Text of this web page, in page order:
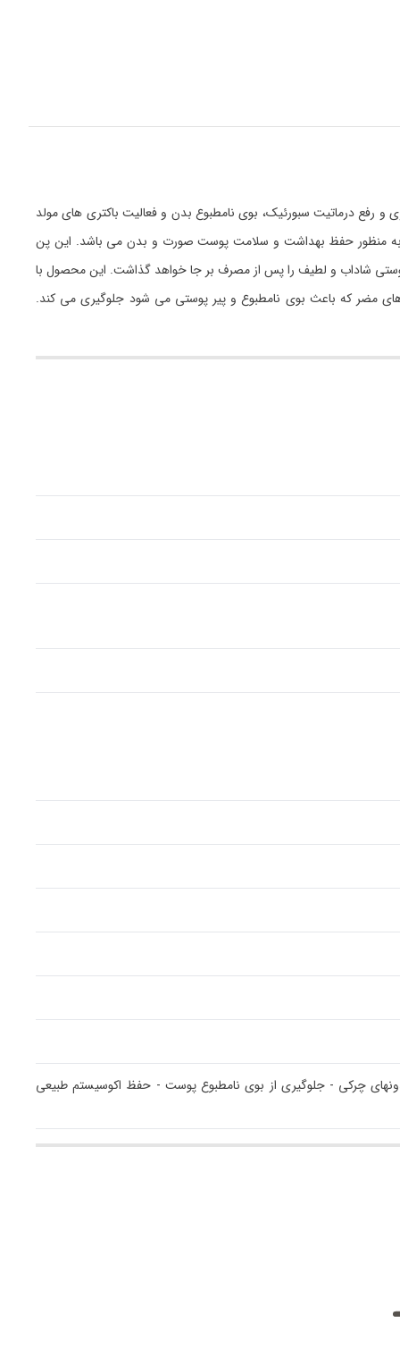
درماتیت سبورئیک، بوی نامطبوع بدن و فعالیت باکتری های مولد
به منظور حفظ بهداشت و سلامت پوست صورت و بدن می باشد. این پن
پوستی شاداب و لطیف را پس از مصرف بر جا خواهد گذاشت. این محصول با
های مضر که باعث بوی نامطبوع و پیر پوستی می شود جلوگیری می کند.
چرکی - جلوگیری از بوی نامطبوع پوست - حفظ اکوسیستم طبیعی